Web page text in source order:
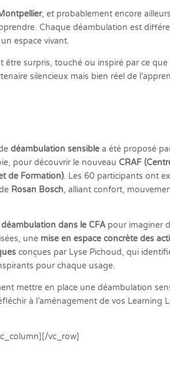
, et probablement encore
Chaque déambulation est
espace vivant.
surpris, touché ou inspiré par ce que
silencieux mais bien réel de
déambulation sensible a été proposé
pour découvrir le nouveauCRAF
de Formation). Les 60 participants ont
Rosan Bosch, alliant confort,
déambulation dans le CFApour imaginer
une mise en espace concrète des
conçues par Lyse Pichoud, qui
pour chaque usage.
mettre en place une déambulation
à l’aménagement de vos Learning
vc_row]